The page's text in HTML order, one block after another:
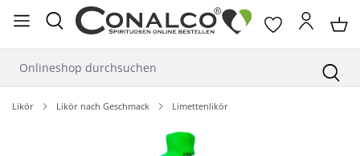
springen
Likör Likör nach Geschmack Limettenlikör